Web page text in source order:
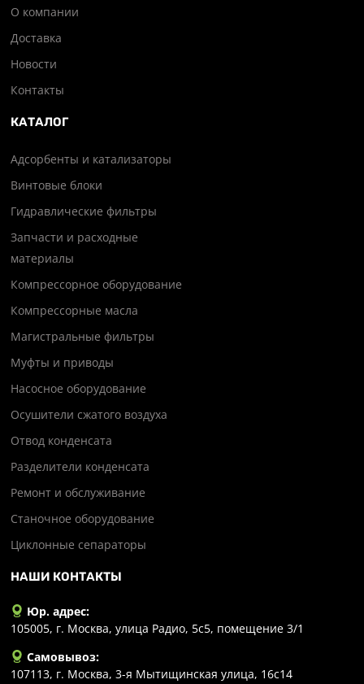
О компании
Доставка
Новости
Контакты
КАТАЛОГ
Адсорбенты и катализаторы
Винтовые блоки
Гидравлические фильтры
Запчасти и расходные
материалы
Компрессорное оборудование
Компрессорные масла
Магистральные фильтры
Муфты и приводы
Насосное оборудование
Осушители сжатого воздуха
Отвод конденсата
Разделители конденсата
Ремонт и обслуживание
Станочное оборудование
Циклонные сепараторы
НАШИ КОНТАКТЫ
Юр. адрес:
105005, г. Москва, улица Радио, 5с5, помещение 3/1
Самовывоз:
107113, г. Москва, 3-я Мытищинская улица, 16с14